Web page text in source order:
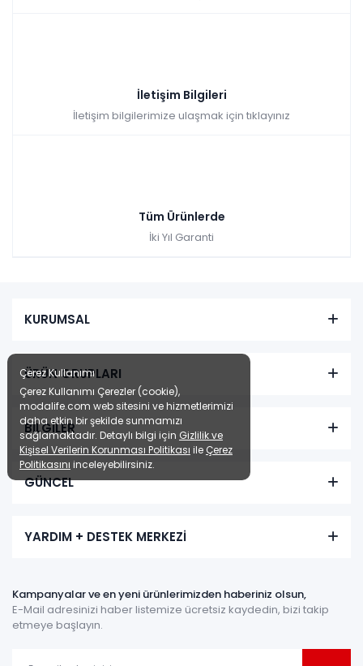
İletişim Bilgileri
İletişim bilgilerimize ulaşmak için tıklayınız
Tüm Ürünlerde
İki Yıl Garanti
KURUMSAL
ÜRÜN GRUPLARI
BİLGİLER
GÜNCEL
YARDIM + DESTEK MERKEZİ
Kampanyalar ve en yeni ürünlerimizden haberiniz olsun,
E-Mail adresinizi haber listemize ücretsiz kaydedin, bizi takip
etmeye başlayın.
Çerez Kullanımı
Çerez Kullanımı Çerezler (cookie),
modalife.com web sitesini ve hizmetlerimizi
daha etkin bir şekilde sunmamızı
sağlamaktadır. Detaylı bilgi için Gizlilik ve
Kişisel Verilerin Korunması Politikası ile Çerez
Politikasını inceleyebilirsiniz.